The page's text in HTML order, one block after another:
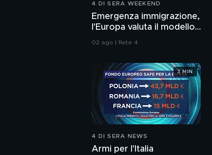
4 DI SERA WEEKEND
Emergenza immigrazione,
l'Europa valuta il modello
02 ago | Rete 4
4 DI SERA NEWS
Armi per l'Italia
3 MIN